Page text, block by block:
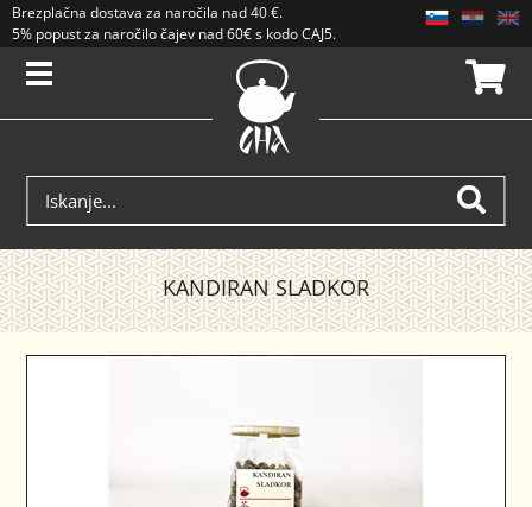
Brezplačna dostava za naročila nad40 €.
5% popust za naročilo čajev nad 60€ s kodo CAJ5. Popusti se ne seštevajo.
KANDIRAN SLADKOR